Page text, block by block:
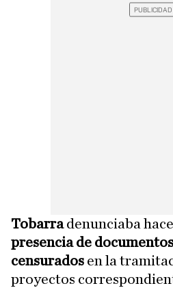
Tobarradenunciaba
presencia de
censurados en la
proyectos